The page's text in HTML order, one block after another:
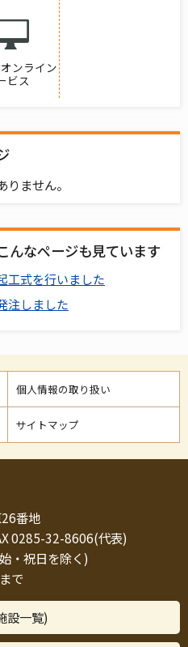
ンライン
ビス
ません。
んなページも見ています
工式を行いました
注しました
個人情報の取り扱い
サイトマップ
番地
0285-32-8606(代表)
・祝日を除く)
で
設一覧)